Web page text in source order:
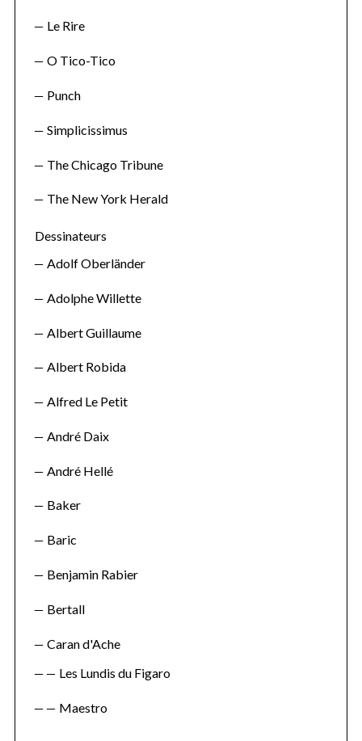
Le Rire
O Tico-Tico
Punch
Simplicissimus
The Chicago Tribune
The New York Herald
Dessinateurs
Adolf Oberländer
Adolphe Willette
Albert Guillaume
Albert Robida
Alfred Le Petit
André Daix
André Hellé
Baker
Baric
Benjamin Rabier
Bertall
Caran d'Ache
Les Lundis du Figaro
Maestro